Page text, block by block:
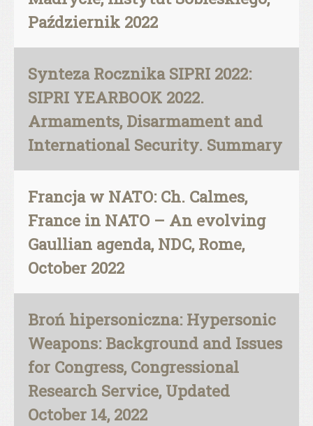
Październik 2022
Synteza Rocznika SIPRI 2022:
SIPRI YEARBOOK 2022.
Armaments, Disarmament and
International Security. Summary
Francja w NATO: Ch. Calmes,
France in NATO – An evolving
Gaullian agenda, NDC, Rome,
October 2022
Broń hipersoniczna: Hypersonic
Weapons: Background and Issues
for Congress, Congressional
Research Service, Updated
October 14, 2022